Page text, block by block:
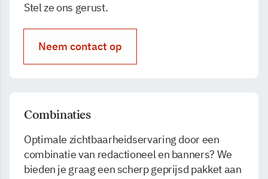
Stel ze ons gerust.
Neem contact op
Combinaties
Optimale zichtbaarheidservaring door een
combinatie van redactioneel en banners? We
bieden je graag een scherp geprijsd pakket aan